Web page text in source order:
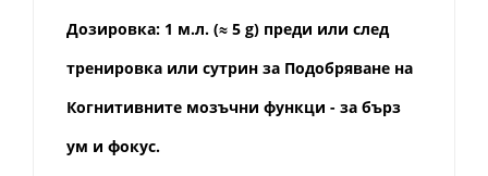
Дозировка: 1 м.л. (≈ 5 g) преди или след
тренировка или сутрин за Подобряване на
Когнитивните мозъчни функци - за бърз
ум и фокус.